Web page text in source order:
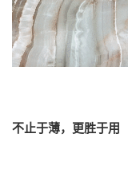
不止于薄，更胜于用